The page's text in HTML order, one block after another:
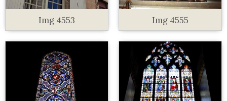
Img 4553 Img 4555